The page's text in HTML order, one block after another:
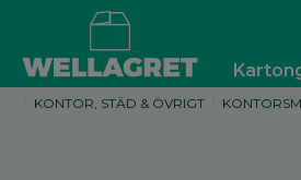
KONTOR, STÄD & ÖVRIGT